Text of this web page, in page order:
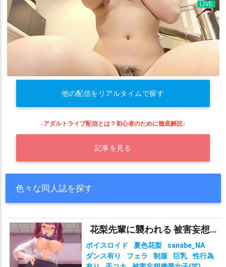
他の配信をリアルタイムで探す
↓アダルトライブ配信とは？初心者のために徹底解説↓
記事を見る
色々な同人誌を探す
花梨先輩に襲われる 被害妄想携帯女子（笑）
ボイスロイド 夏色花梨
sanabe_NA
ダンス有り
フェラ 制服 巨乳
性行為